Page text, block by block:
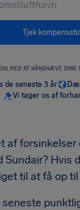
Tjek
MED AT HÅNDHÆVE DINE
de seneste 3 år
Vi tager os af
af
Sundair? Hvis
til at få op til